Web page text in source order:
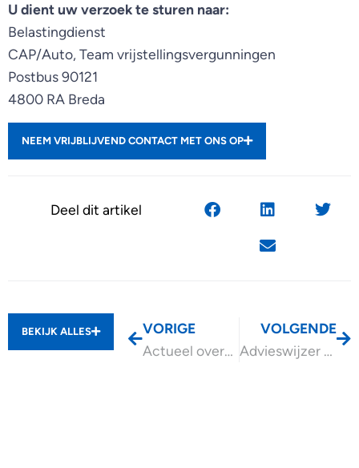
U dient uw verzoek te sturen naar:
Belastingdienst
CAP/Auto, Team vrijstellingsvergunningen
Postbus 90121
4800 RA Breda
NEEM VRIJBLIJVEND CONTACT MET ONS OP
Deel dit artikel
BEKIJK ALLES
VORIGE
Actueel overzicht loonheffingen 2024
VOLGENDE
Advieswijzer Beperkte gemeenschap van goederen